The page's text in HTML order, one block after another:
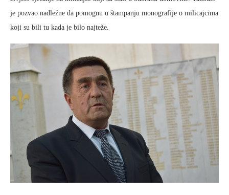
je pozvao nadležne da pomognu u štampanju monografije o milicajcima
koji su bili tu kada je bilo najteže.